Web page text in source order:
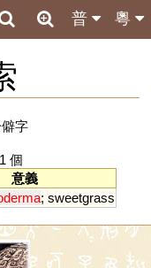
粵
普
字
個
意義
; sweetgrass